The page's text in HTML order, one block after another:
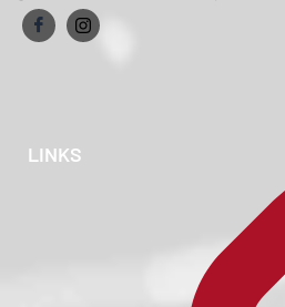
LINKS